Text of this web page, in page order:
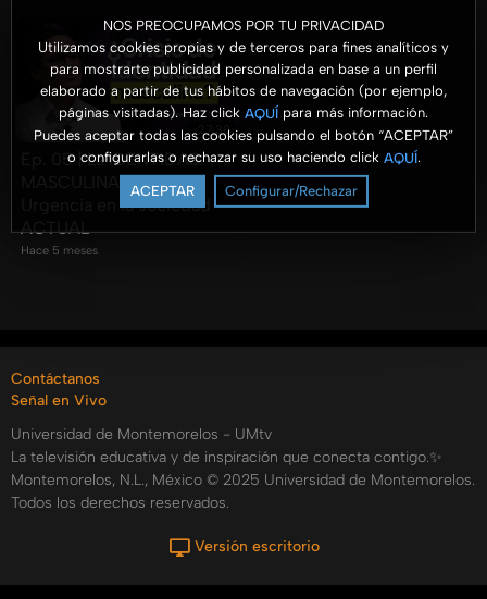
NOS PREOCUPAMOS POR TU PRIVACIDAD
Utilizamos cookies propias y de terceros para fines analíticos y
para mostrarte publicidad personalizada en base a un perfil
elaborado a partir de tus hábitos de navegación (por ejemplo,
páginas visitadas). Haz click AQUÍ para más información.
Puedes aceptar todas las cookies pulsando el botón “ACEPTAR”
o configurarlas o rechazar su uso haciendo click AQUÍ.
ACEPTAR Configurar/Rechazar
27:30
Ep. 05 | La IDENTIDAD
MASCULINA en CRISIS:
Urgencia en la sociedad
ACTUAL
Hace 5 meses
Contáctanos
Señal en Vivo
Universidad de Montemorelos - UMtv
La televisión educativa y de inspiración que conecta contigo.✨
Montemorelos, N.L., México © 2025 Universidad de Montemorelos.
Todos los derechos reservados.
Versión escritorio